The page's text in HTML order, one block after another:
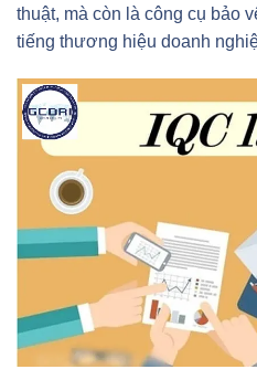
thuật, mà còn là công cụ bảo
tiếng thương hiệu doanh